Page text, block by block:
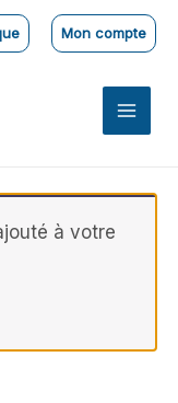
Mon compte
à votre